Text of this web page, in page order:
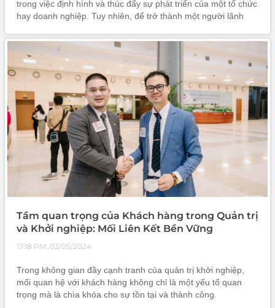
trong việc định hình và thúc đẩy sự phát triển của một tổ chức
hay doanh nghiệp. Tuy nhiên, để trở thành một người lãnh
Tầm quan trọng của Khách hàng trong Quản trị
và Khởi nghiệp: Mối Liên Kết Bền Vững
17:18 PM, 03/05/2024
Trong không gian đầy cạnh tranh của quản trị khởi nghiệp,
mối quan hệ với khách hàng không chỉ là một yếu tố quan
trọng mà là chìa khóa cho sự tồn tại và thành công.